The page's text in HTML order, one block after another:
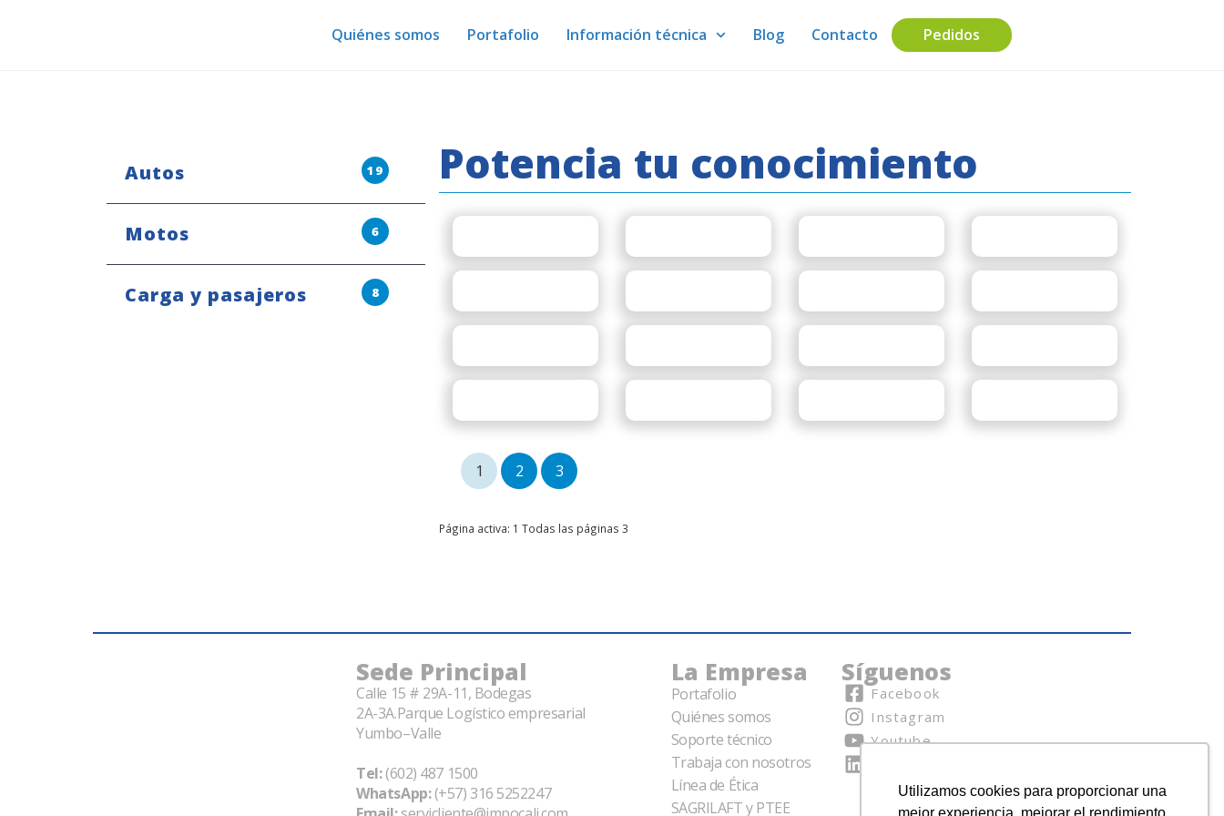
Utilizamos cookies para proporcionar una
mejor experiencia, mejorar el rendimiento,
Quiénes somos Portafolio Información técnica Blog Contacto Pedidos
Autos 19
Motos 6
Carga y pasajeros 8
Potencia tu conocimiento
1 2 3
Página activa: 1 Todas las páginas 3
Sede Principal
Calle 15 # 29A-11, Bodegas
2A-3A.Parque Logístico empresarial
Yumbo–Valle
Tel:(602) 487 1500
WhatsApp:(+57) 316 5252247
La Empresa
Portafolio
Quiénes somos
Soporte técnico
Trabaja con nosotros
Línea de Ética
SAGRILAFT y PTEE
Síguenos
Facebook
Instagram
Youtube